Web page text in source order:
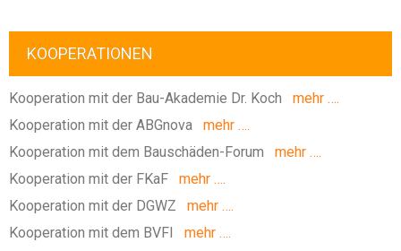
KOOPERATIONEN
Kooperation mit der Bau-Akademie Dr. Koch mehr ….
Kooperation mit der ABGnova mehr ….
Kooperation mit dem Bauschäden-Forum mehr ….
Kooperation mit der FKaF mehr ….
Kooperation mit der DGWZ mehr ….
Kooperation mit dem BVFI
mehr ….